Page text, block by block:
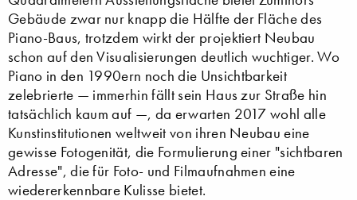
Gebäude zwar nur knapp die Hälfte der Fläche des
Piano-Baus, trotzdem wirkt der projektiert Neubau
schon auf den Visualisierungen deutlich wuchtiger. Wo
Piano in den 1990ern noch die Unsichtbarkeit
zelebrierte — immerhin fällt sein Haus zur Straße hin
tatsächlich kaum auf —, da erwarten 2017 wohl alle
Kunstinstitutionen weltweit von ihren Neubau eine
gewisse Fotogenität, die Formulierung einer "sichtbaren
Adresse", die für Foto- und Filmaufnahmen eine
wiedererkennbare Kulisse bietet.